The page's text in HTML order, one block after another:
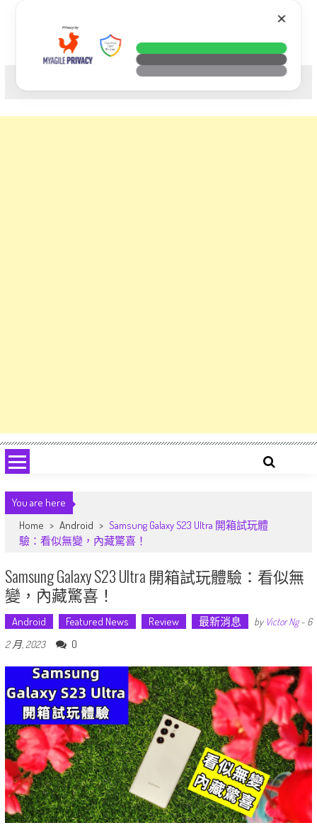
科技. 生活. 攝影.
You are here
Home > Android > Samsung Galaxy S23 Ultra 開箱試玩體
驗：看似無變，內藏驚喜！
Samsung Galaxy S23 Ultra 開箱試玩體驗：看似無
變，內藏驚喜！
Android Featured News Review 最新消息 by Victor Ng- 6
2 月, 2023
0
✕